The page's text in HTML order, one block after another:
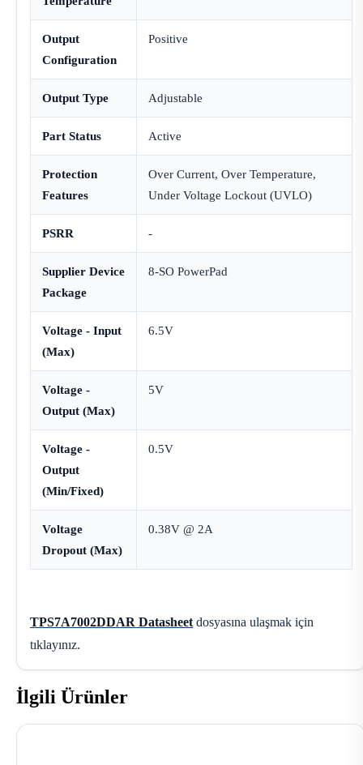
Output
Configuration
Positive
Output Type Adjustable
Part Status Active
Protection
Features
Over Current, Over Temperature,
Under Voltage Lockout (UVLO)
PSRR -
Supplier Device
Package
8-SO PowerPad
Voltage - Input
(Max)
6.5V
Voltage -
Output (Max)
5V
Voltage -
Output
(Min/Fixed)
0.5V
Voltage
Dropout (Max)
0.38V @ 2A
TPS7A7002DDAR Datasheet dosyasına ulaşmak için
tıklayınız.
İlgili Ürünler